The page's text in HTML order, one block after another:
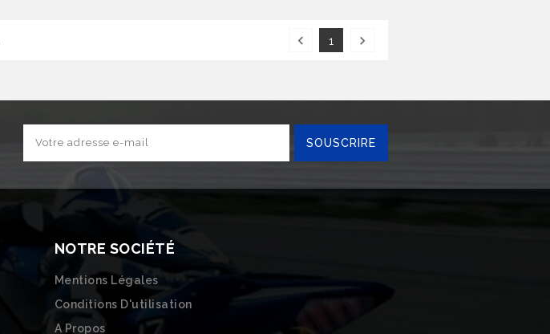
 1 
NOTRE SOCIÉTÉ
Mentions Légales
Conditions D'utilisation
A Propos